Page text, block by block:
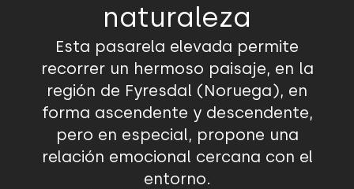
naturaleza
Esta pasarela elevada permite
recorrer un hermoso paisaje, en la
región de Fyresdal (Noruega), en
forma ascendente y descendente,
pero en especial, propone una
relación emocional cercana con el
entorno.